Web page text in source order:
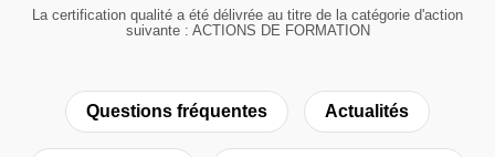
La certification qualité a été délivrée au titre de la catégorie d'action
suivante : ACTIONS DE FORMATION
Questions fréquentes Actualités